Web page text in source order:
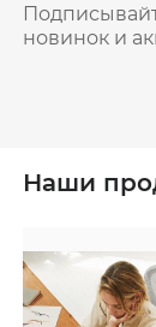
новинок и
Наши